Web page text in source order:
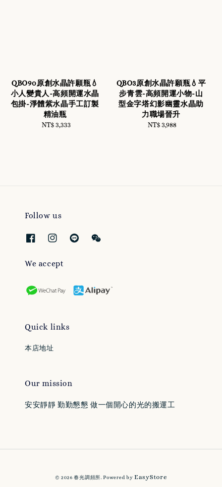
QBO90原創水晶許願瓶💧
小人變貴人-高頻開運水晶
包掛-淨體紫水晶手工訂製
精油瓶
Regular
NT$ 3,333
QBO3原創水晶許願瓶💧平
步青雲-高頻開運小物-山
型金字塔幻影幽靈水晶助
力職場晉升
Regular
NT$ 3,988
Follow us
We accept
Quick links
本店地址
Our mission
安安靜靜 勤勤懇懇 做一個開心的光的搬運工
© 2026 春光調頻所. Powered byEasyStore